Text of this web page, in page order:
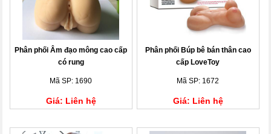
Phân phối Âm đạo mông cao cấp
có rung
Mã SP: 1690
Giá: Liên hệ
Phân phối Búp bê bán thân cao
cấp LoveToy
Mã SP: 1672
Giá: Liên hệ